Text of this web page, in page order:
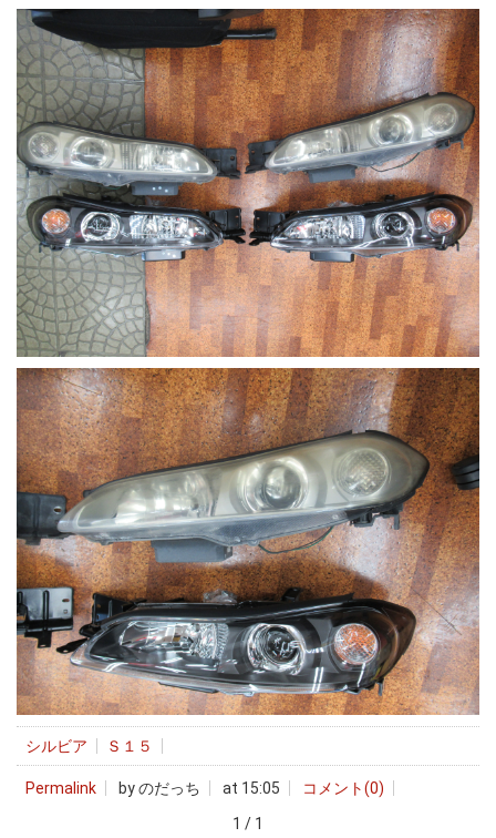
シルビア Ｓ１５
Permalink by のだっち at 15:05
コメント(0)
1 / 1